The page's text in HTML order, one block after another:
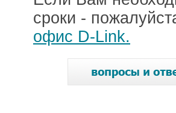
сроки -
офис D-Link.